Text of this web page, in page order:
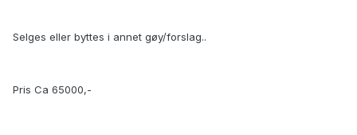
Selges eller byttes i annet gøy/forslag..
Pris Ca 65000,-